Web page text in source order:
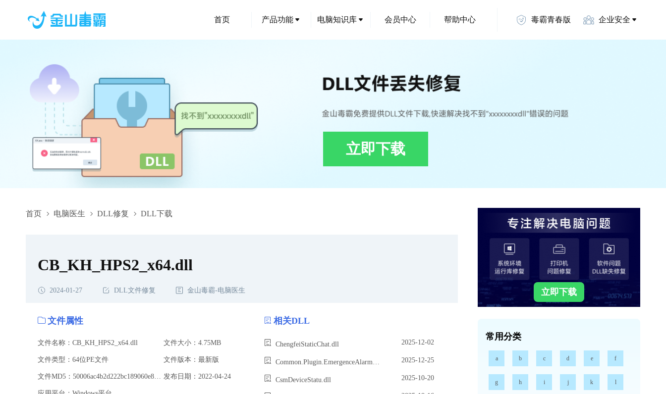
首页 产品功能 电脑知识库 会员中心 帮助中心 毒霸青春版 企业安全
立即下载
首页 电脑医生 DLL修复 DLL下载
CB_KH_HPS2_x64.dll,CB_KH_HPS2_x64.dll下载,CB_KH_HPS2_x64.dll修复
CB_KH_HPS2_x64.dll
2024-01-27 DLL文件修复 金山毒霸-电脑医生
文件属性
文件名称：CB_KH_HPS2_x64.dll 文件大小：4.75MB
文件类型：64位PE文件 文件版本：最新版
发布日期：2022-04-24
相关DLL
ChengfeiStaticChat.dll 2025-12-02
Common.Plugin.EmergenceAlarmDetailPlugin.dll 2025-12-25
CsmDeviceStatu.dll 2025-10-20
立即下载
常用分类
a b c d e f
g h i j k l